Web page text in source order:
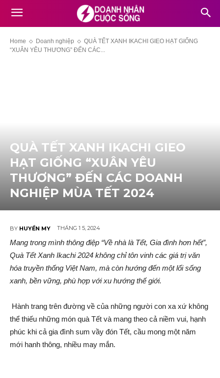
Home Doanh nghiệp
QUÀ TẾT XANH IKACHI GIEO HẠT GIỐNG
“XUÂN YÊU THƯƠNG” ĐẾN CÁC...
QUÀ TẾT XANH IKACHI GIEO
HẠT GIỐNG “XUÂN YÊU
THƯƠNG” ĐẾN CÁC DOANH
NGHIỆP MÙA TẾT 2024
BY HUYỀN MY THÁNG 1 5, 2024
Mang trong mình thông điệp “Về nhà là Tết, Gia đình hơn hết”,
Quà Tết Xanh Ikachi 2024 không chỉ tôn vinh các giá trị văn
hóa truyền thống Việt Nam, mà còn hướng đến một lối sống
xanh, bền vững, phù hợp với xu hướng thế giới.
Hành trang trên đường về của những người con xa xứ không
thể thiếu những món quà Tết và mang theo cả niềm vui, hạnh
phúc khi cả gia đình sum vầy đón Tết, cầu mong một năm
mới hanh thông, nhiều may mắn.